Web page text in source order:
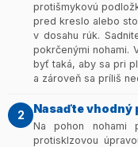
aktivity, ktorý
dekondícii.
protišmykovú
pred kreslo alebo
v dosahu rúk.
pokrčenými nohami.
byť taká, aby sa pri
a zároveň sa príliš
2 Nasaďte vhodný
Na pohon nohami
protisklzovou